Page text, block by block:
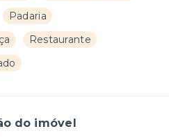
Padaria
Restaurante
do imóvel